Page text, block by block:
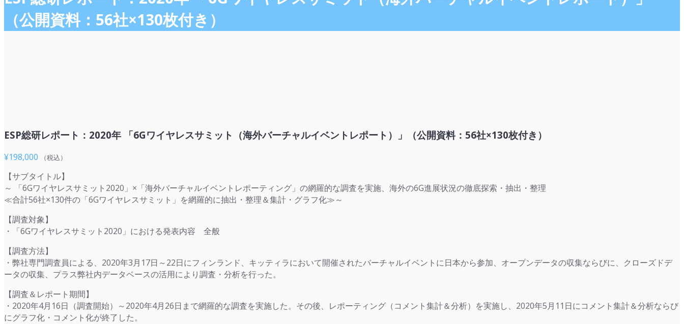
（公開資料：56社×130枚付き）
ESP総研レポート：2020年 「6Gワイヤレスサミット（海外バーチャルイベントレポート）」（公開資料：56社×130枚付き）
¥198,000 （税込）
【サブタイトル】
～ 「6Gワイヤレスサミット2020」×「海外バーチャルイベントレポーティング」の網羅的な調査を実施、海外の6G進展状況の徹底探索・抽出・整理
≪合計56社×130件の「6Gワイヤレスサミット」を網羅的に抽出・整理＆集計・グラフ化≫～
【調査対象】
・「6Gワイヤレスサミット2020」における発表内容 全般
【調査方法】
・弊社専門調査員による、2020年3月17日～22日にフィンランド、キッティラにおいて開催されたバーチャルイベントに日本から参加、オープンデータの収集ならびに、クローズドデ
ータの収集、プラス弊社内データベースの活用により調査・分析を行った。
【調査＆レポート期間】
・2020年4月16日（調査開始）～2020年4月26日まで網羅的な調査を実施した。その後、レポーティング（コメント集計＆分析）を実施し、2020年5月11日にコメント集計＆分析ならび
にグラフ化・コメント化が終了した。